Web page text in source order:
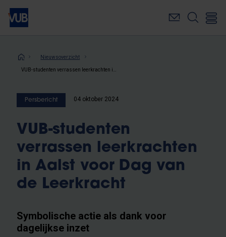
Overslaan
naar
inhoudKruimelpad
Nieuwsoverzicht
Persbericht 04 oktober 2024
VUB-studenten
verrassen leerkrachten
in Aalst voor Dag van
de Leerkracht
Symbolische actie als dank voor
dagelijkse inzet